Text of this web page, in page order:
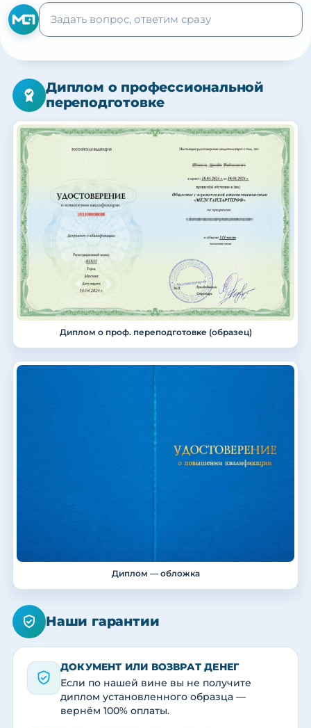
Диплом о профессиональной
переподготовке
Диплом о проф. переподготовке (образец)
Диплом — обложка
Наши гарантии
ДОКУМЕНТ ИЛИ ВОЗВРАТ ДЕНЕГ
Если по нашей вине вы не получите
диплом установленного образца —
вернём 100% оплаты.